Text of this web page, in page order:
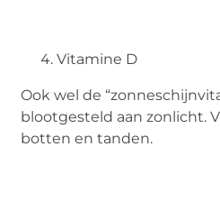
Vitamine D
Ook wel de
blootgesteld aan zonlicht.
botten en tanden.